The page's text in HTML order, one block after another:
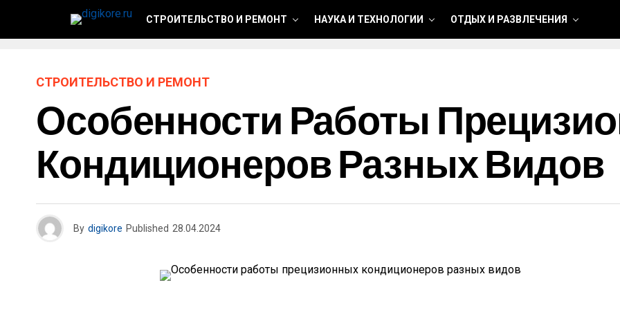
СТРОИТЕЛЬСТВО И РЕМОНТ НАУКА И ТЕХНОЛОГИИ ОТДЫХ И РАЗВЛЕЧЕНИЯ
СТРОИТЕЛЬСТВО И РЕМОНТ
Особенности Работы
Кондиционеров Разных Видов
By digikore Published 28.04.2024